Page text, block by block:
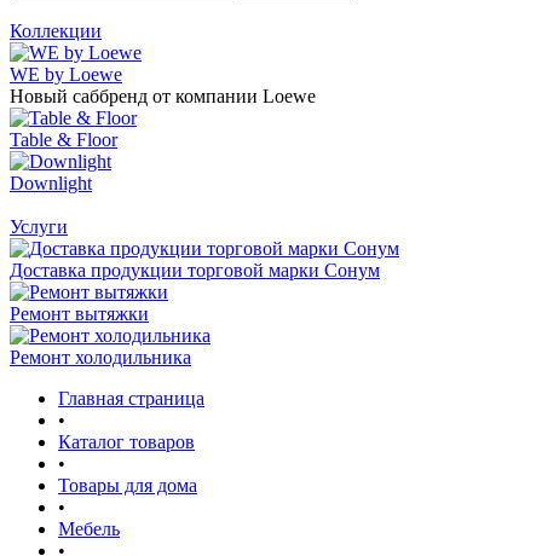
Коллекции
WE by Loewe
Новый саббренд от компании Loewe
Table & Floor
Downlight
Услуги
Доставка продукции торговой марки Сонум
Ремонт вытяжки
Ремонт холодильника
Главная страница
•
Каталог товаров
•
Товары для дома
•
Мебель
•